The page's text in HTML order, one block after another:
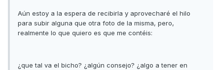
Aún estoy a la espera de recibirla y aprovecharé el hilo
para subir alguna que otra foto de la misma, pero,
realmente lo que quiero es que me contéis:
¿que tal va el bicho? ¿algún consejo? ¿algo a tener en